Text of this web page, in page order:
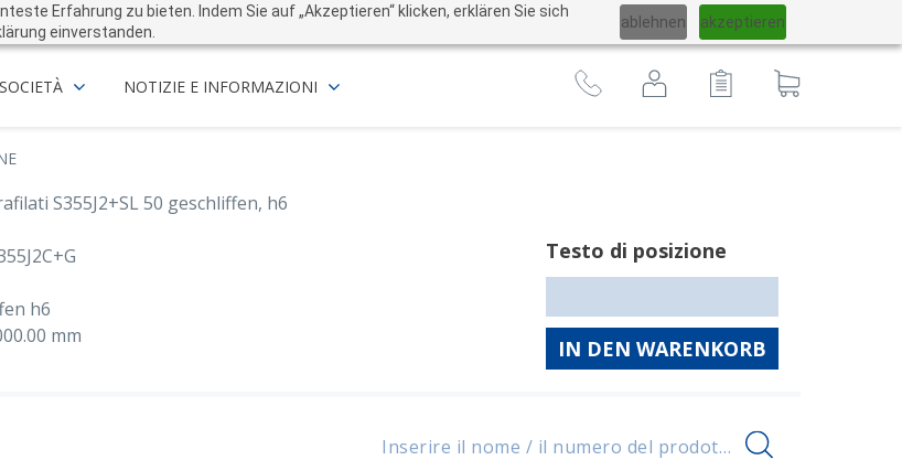
Erfahrung zu bieten. Indem Sie auf „Akzeptieren“ klicken, erklären Sie sich
einverstanden.
ablehnen akzeptieren
Cambiare
lingua
SOCIETÀ NOTIZIE E INFORMAZIONI
Al
S355J2+SL 50 geschliffen, h6
h6
mm
Testo di posizione
IN DEN WARENKORB
Inserire il nome / il numero del prodotto